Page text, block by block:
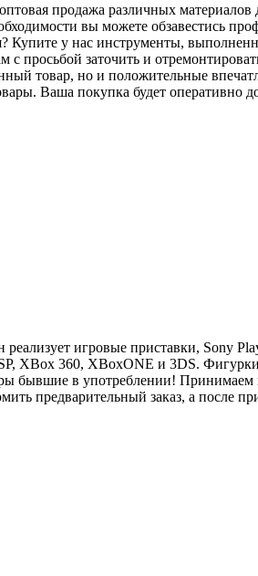
продажа различных
вы можете обзавестись
у нас инструменты,
с просьбой заточить и
товар, но и положительные
Ваша покупка будет оперативно
игровые приставки, Sony
XBox 360, XBoxONE и 3DS.
бывшие в употреблении!
предварительный заказ, а после